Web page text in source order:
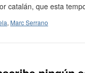
catalán, que esta
, Marc Serrano